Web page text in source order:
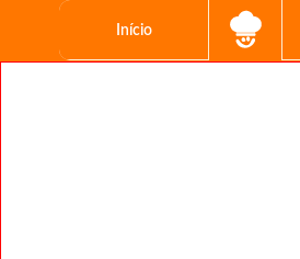
Início